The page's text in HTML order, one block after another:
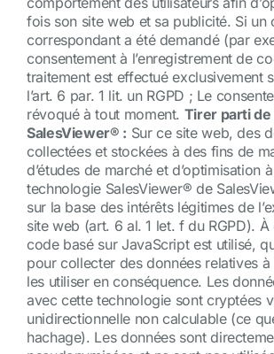
fois son site web et sa publicité. Si un
correspondant a été demandé (par
consentement à l’enregistrement de
traitement est effectué exclusivement
l’art. 6 par. 1 lit. un RGPD ; Le
révoqué à tout moment. Tirer parti
SalesViewer® : Sur ce site web, des
collectées et stockées à des fins de
d’études de marché et d’optimisation
technologie SalesViewer® de
sur la base des intérêts légitimes de
site web (art. 6 al. 1 let. f du RGPD).
code basé sur JavaScript est utilisé,
pour collecter des données relatives à
les utiliser en conséquence. Les
avec cette technologie sont cryptées
unidirectionnelle non calculable (ce
hachage). Les données sont